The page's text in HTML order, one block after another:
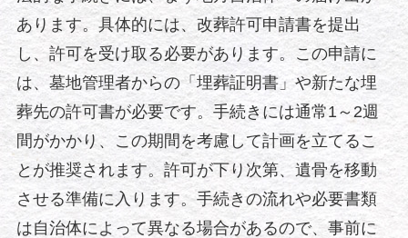
あります。具体的には、改葬許可申請書を提出
し、許可を受け取る必要があります。この申請に
は、墓地管理者からの「埋葬証明書」や新たな埋
葬先の許可書が必要です。手続きには通常1～2週
間がかかり、この期間を考慮して計画を立てるこ
とが推奨されます。許可が下り次第、遺骨を移動
させる準備に入ります。手続きの流れや必要書類
は自治体によって異なる場合があるので、事前に